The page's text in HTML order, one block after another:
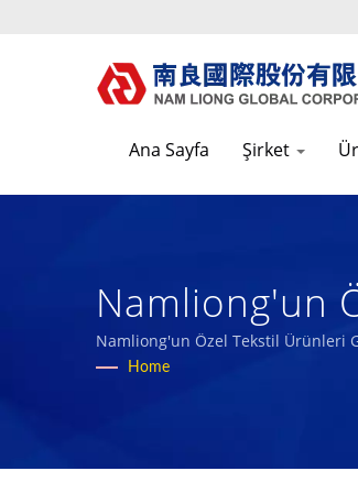
Ana Sayfa Şirket
Namliong'un
Hedefleyerek
Namliong'un Özel Tekstil Ürünleri
Home